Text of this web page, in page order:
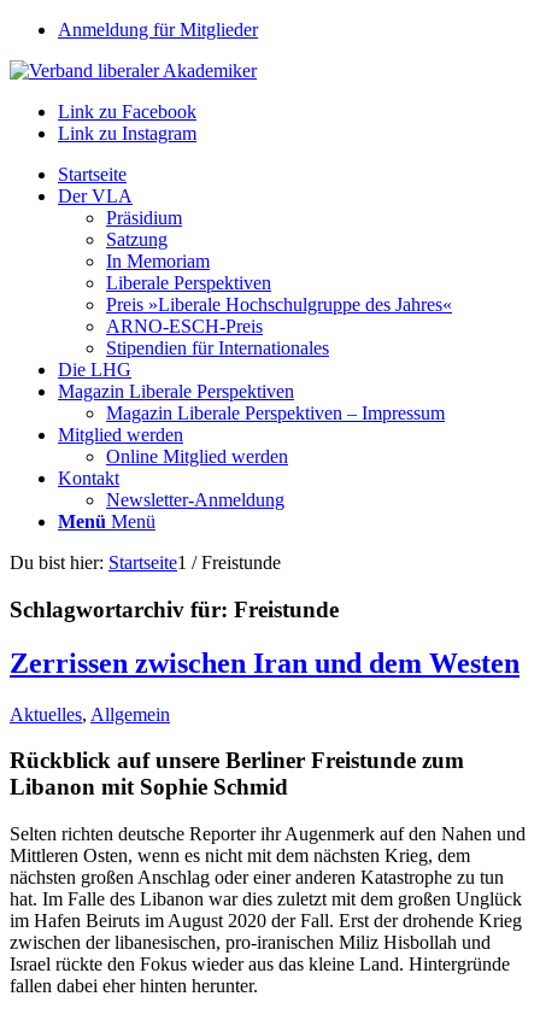
Anmeldung für Mitglieder
Link zu Facebook
Link zu Instagram
Startseite
Der VLA
Präsidium
Satzung
In Memoriam
Liberale Perspektiven
Preis »Liberale Hochschulgruppe des Jahres«
ARNO-ESCH-Preis
Stipendien für Internationales
Die LHG
Magazin Liberale Perspektiven
Magazin Liberale Perspektiven – Impressum
Mitglied werden
Online Mitglied werden
Kontakt
Newsletter-Anmeldung
Menü Menü
Du bist hier: Startseite1 / Freistunde
Schlagwortarchiv für: Freistunde
Zerrissen zwischen Iran und dem Westen
Aktuelles, Allgemein
Rückblick auf unsere Berliner Freistunde zum
Libanon mit Sophie Schmid
Selten richten deutsche Reporter ihr Augenmerk auf den Nahen und
Mittleren Osten, wenn es nicht mit dem nächsten Krieg, dem
nächsten großen Anschlag oder einer anderen Katastrophe zu tun
hat. Im Falle des Libanon war dies zuletzt mit dem großen Unglück
im Hafen Beiruts im August 2020 der Fall. Erst der drohende Krieg
zwischen der libanesischen, pro-iranischen Miliz Hisbollah und
Israel rückte den Fokus wieder aus das kleine Land. Hintergründe
fallen dabei eher hinten herunter.